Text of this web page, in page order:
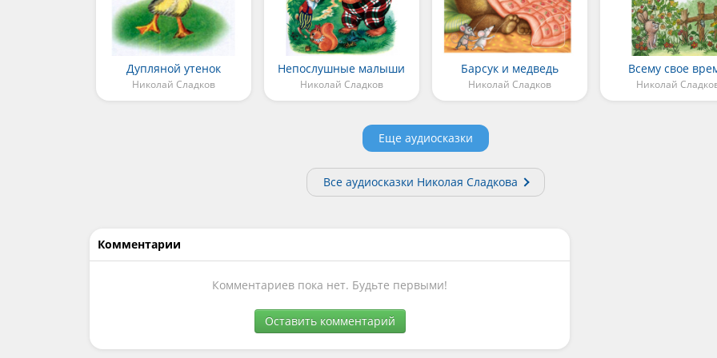
Дупляной утенок
Николай Сладков
Непослушные малыши
Николай Сладков
Барсук и медведь
Николай Сладков
Всему свое
Николай
Еще аудиосказки
Все аудиосказки Николая Сладкова
Комментарии
Комментариев пока нет. Будьте первыми!
Оставить комментарий